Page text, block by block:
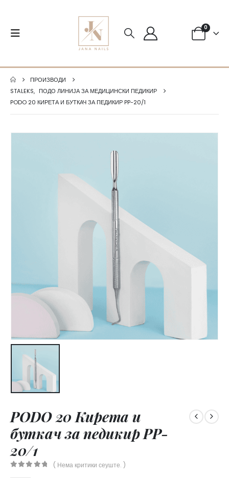
0
ПРОИЗВОДИ
STALEKS, ПОДО ЛИНИЈА ЗА МЕДИЦИНСКИ ПЕДИКИР
PODO 20 КИРЕТА И БУТКАЧ ЗА ПЕДИКИР PP-20/1
PODO 20 Кирета и
буткач за педикир PP-
20/1
( Нема критики сеуште. )